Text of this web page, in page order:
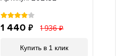
трубка под термостат
10мм, 202152
1 440 1 936
Купить в 1 клик